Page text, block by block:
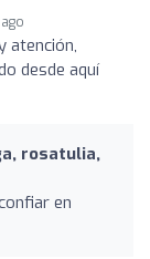
atención,
desde aquí
rosatulia,
en